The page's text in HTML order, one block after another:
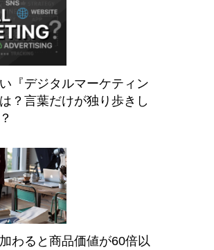
『デジタルマーケティン
？言葉だけが独り歩きし
わると商品価値が60倍以